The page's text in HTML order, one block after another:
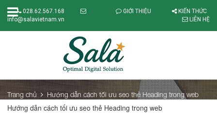
028.62.567.168
info@salavietnam.vn
GIỚI THIỆU
KIẾN THỨC
LIÊN HỆ
Trang chủ Hướng dẫn cách tối ưu seo thẻ Heading trong web
Hướng dẫn cách tối ưu seo thẻ Heading trong web